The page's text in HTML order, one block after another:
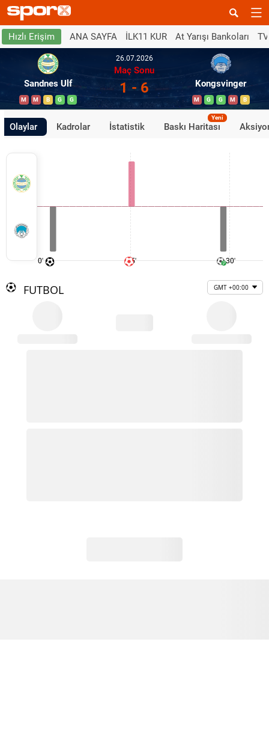
Hızlı Erişim ANA SAYFA İLK11 KUR At Yarışı Bankoları
Sandnes Ulf
M M B G G
26.07.2026
Maç Sonu
1 - 6 Kongsvinger
M G G M B
Olaylar Kadrolar İstatistik Baskı Haritası
Yeni
0' 15' 30'
FUTBOL GMT +00:00